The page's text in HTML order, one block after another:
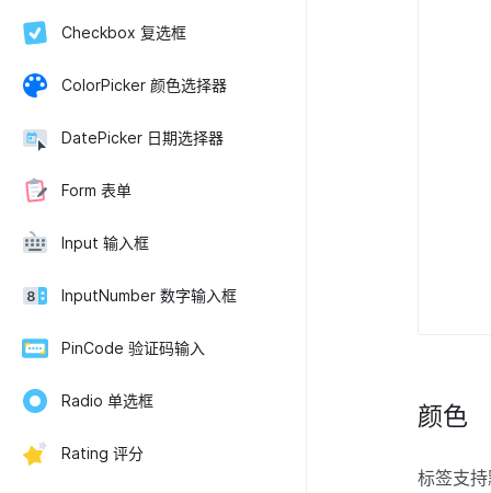
Checkbox 复选框
ColorPicker 颜色选择器
DatePicker 日期选择器
Form 表单
Input 输入框
InputNumber 数字输入框
PinCode 验证码输入
Radio 单选框
Rating 评分
颜色
标签支